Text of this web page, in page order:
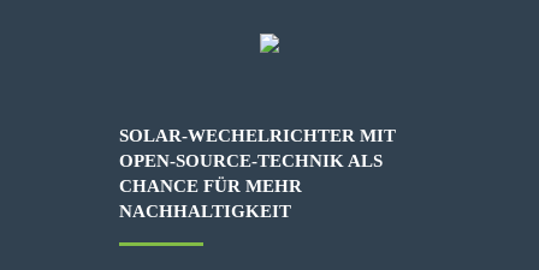
SOLAR-WECHELRICHTER MIT
OPEN-SOURCE-TECHNIK ALS
CHANCE FÜR MEHR
NACHHALTIGKEIT